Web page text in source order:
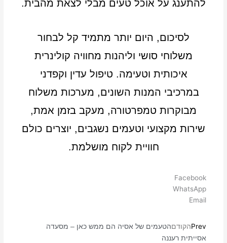
להתענג על אוכל טעים מבלי לצאת מהבית.
לסיכום, היום יותר מתמיד קל לבחור
משלוחי סושי וליהנות מחוויה קולינרית
איכותית וטעימה. טיפול עדין וקפדני
במרכיבי המנות השונים, מערכות משלוח
מבוקרות טמפרטורה, מעקב בזמן אמת,
שירות מקצועי וטעמים נשגבים, יוצרים כולם
חוויית לקוח מושלמת.
Facebook
WhatsApp
Email
Prevהקודםהטעמים של אסיה הם ממש כאן – מסעדה
אסייתית רעננה